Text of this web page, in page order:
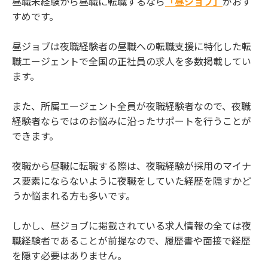
すめです。
昼ジョブは夜職経験者の昼職への転職支援に特化した転
職エージェントで全国の正社員の求人を多数掲載してい
ます。
また、所属エージェント全員が夜職経験者なので、夜職
経験者ならではのお悩みに沿ったサポートを行うことが
できます。
夜職から昼職に転職する際は、夜職経験が採用のマイナ
ス要素にならないように夜職をしていた経歴を隠すかど
うか悩まれる方も多いです。
しかし、昼ジョブに掲載されている求人情報の全ては夜
職経験者であることが前提なので、履歴書や面接で経歴
を隠す必要はありません。